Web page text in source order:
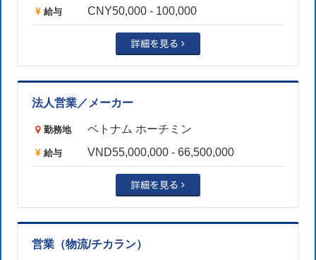
給与 CNY50,000 - 100,000
法人営業／メーカー
勤務地 ベトナム ホーチミン
給与 VND55,000,000 - 66,500,000
営業（物流/チカラン）